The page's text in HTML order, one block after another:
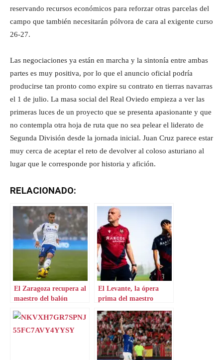
reservando recursos económicos para reforzar otras parcelas del
campo que también necesitarán pólvora de cara al exigente curso
26-27.
Las negociaciones ya están en marcha y la sintonía entre ambas
partes es muy positiva, por lo que el anuncio oficial podría
producirse tan pronto como expire su contrato en tierras navarras
el 1 de julio. La masa social del Real Oviedo empieza a ver las
primeras luces de un proyecto que se presenta apasionante y que
no contempla otra hoja de ruta que no sea pelear el liderato de
Segunda División desde la jornada inicial. Juan Cruz parece estar
muy cerca de aceptar el reto de devolver al coloso asturiano al
lugar que le corresponde por historia y afición.
RELACIONADO:
El Zaragoza recupera al
maestro del balón
El Levante, la ópera
prima del maestro